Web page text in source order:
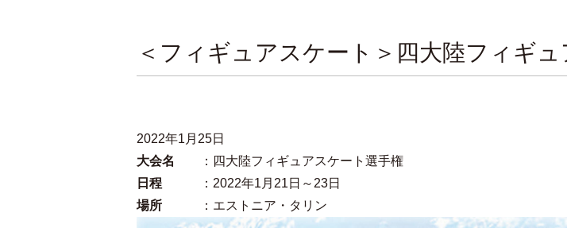
＜フィギュアスケート＞四大陸フィギ
2022年1月25日
大会名
：四大陸フィギュアスケート選手権
日程
：2022年1月21日～23日
場所
：エストニア・タリン